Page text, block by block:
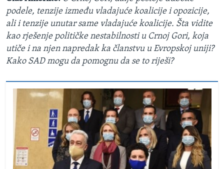
podele, tenzije između vladajuće koalicije i opozicije,
ali i tenzije unutar same vladajuće koalicije. Šta vidite
kao rješenje političke nestabilnosti u Crnoj Gori, koja
utiče i na njen napredak ka članstvu u Evropskoj uniji?
Kako SAD mogu da pomognu da se to riješi?